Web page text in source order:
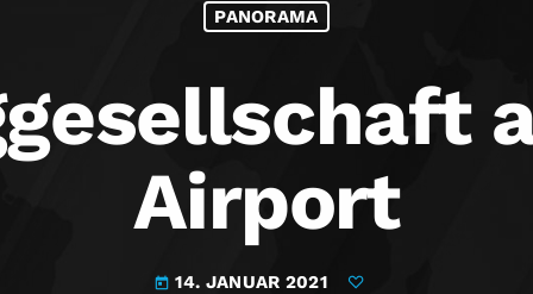
PANORAMA
Airport
today 14. JANUAR 2021